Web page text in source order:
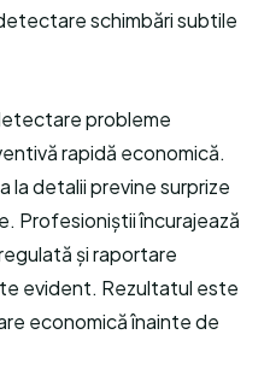
schimbări subtile
probleme
rapidă economică.
la detalii previne surprize
Profesioniștii încurajează
și raportare
evident. Rezultatul este
economică înainte de